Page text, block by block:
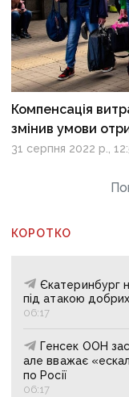
Компенсація
змінив умови
31 серпня 2022 р.,
КОРОТКО
Єкатеринбург
під атакою
06:17
Генсек ООН
але вважає
по Росії
06:17